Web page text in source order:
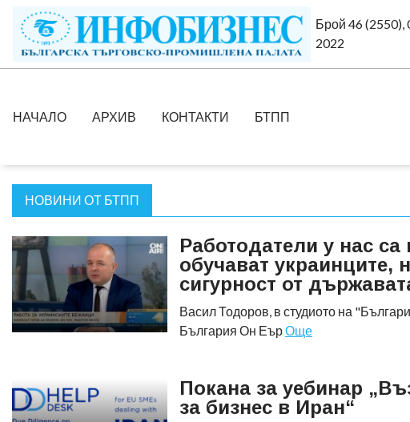
Брой 46 (2550),
2022
НАЧАЛО АРХИВ КОНТАКТИ БТПП
НОВИНИ ОТ БТПП
Работодатели у нас са
обучават украинците,
сигурност от
Васил Тодоров, в студиото на
България Он ЕърОще
Покана за уебинар
за бизнес в Иран“